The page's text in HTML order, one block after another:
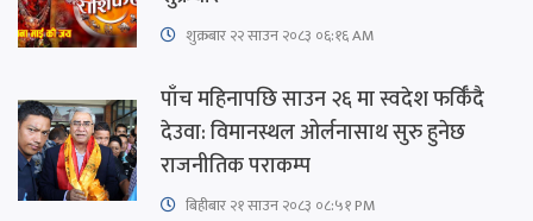
शुक्रबार​ २२ साउन २०८३ ०६:१६ AM
पाँच महिनापछि साउन २६ मा स्वदेश फर्किँदै
देउवा: विमानस्थल ओर्लनासाथ सुरु हुनेछ
राजनीतिक पराकम्प
बिहीबार २१ साउन २०८३ ०८:५१ PM